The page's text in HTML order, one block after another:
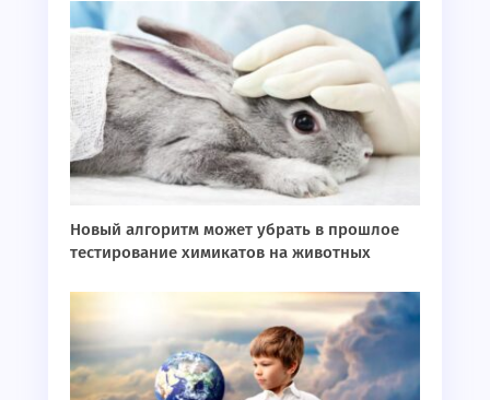
Новый алгоритм может убрать в прошлое
тестирование химикатов на животных